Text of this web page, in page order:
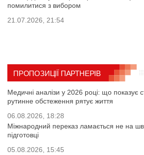
помилитися з вибором
21.07.2026, 21:54
ПРОПОЗИЦІЇ ПАРТНЕРІВ
Медичні аналізи у 2026 році: що показує
рутинне обстеження рятує життя
06.08.2026, 18:28
Міжнародний переказ ламається не на
підготовці
05.08.2026, 15:45